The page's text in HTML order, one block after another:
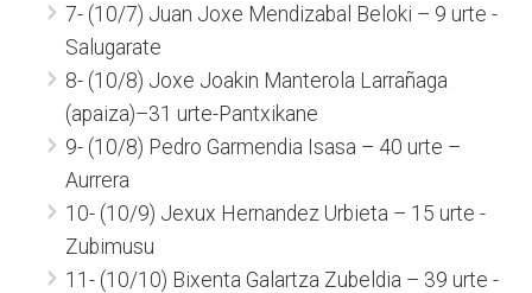
7- (10/7) Juan Joxe Mendizabal Beloki – 9 urte -
Salugarate
8- (10/8) Joxe Joakin Manterola Larrañaga
(apaiza)–31 urte-Pantxikane
9- (10/8) Pedro Garmendia Isasa – 40 urte –
Aurrera
10- (10/9) Jexux Hernandez Urbieta – 15 urte -
Zubimusu
11- (10/10) Bixenta Galartza Zubeldia – 39 urte -